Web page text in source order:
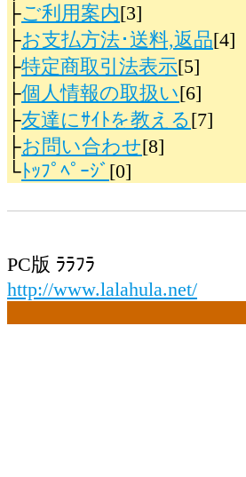
├ご利用案内[3]
├お支払方法･送料,返品[4]
├特定商取引法表示[5]
├個人情報の取扱い[6]
├友達にｻｲﾄを教える [7]
├お問い合わせ[8]
└ ﾄｯﾌﾟﾍﾟｰｼﾞ [0]
PC版 ﾗﾗﾌﾗ
http://www.lalahula.net/